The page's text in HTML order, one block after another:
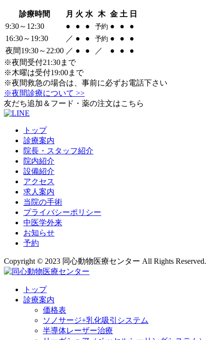
診療時間 月 火 水 木 金 土 日
9:30～12:30
● ● ● 予約 ● ●
●
16:30～19:30
／ ● ● 予約 ● ●
●
夜間19:30～22:00 ／ ● ● ／ ● ●
●
※夜間受付21:30まで
※木曜は受付19:00まで
※夜間救急の場合は、事前に必ずお電話下さい
※夜間診療について >>
友だち追加＆フード・薬の注文はこちら
トップ
診療案内
院長・スタッフ紹介
院内紹介
設備紹介
アクセス
求人案内
当院の手術
プライバシーポリシー
中医学外来
お知らせ
予約
Copyright © 2023 同心動物医療センター All Rights Reserved.
トップ
診療案内
価格表
ソノサージ+乳化吸引システム
半導体レーザー治療